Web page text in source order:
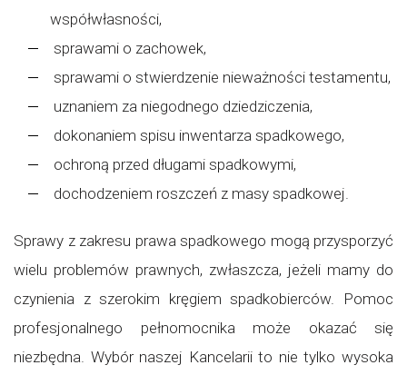
współwłasności,
sprawami o zachowek,
sprawami o stwierdzenie nieważności testamentu,
uznaniem za niegodnego dziedziczenia,
dokonaniem spisu inwentarza spadkowego,
ochroną przed długami spadkowymi,
dochodzeniem roszczeń z masy spadkowej.
Sprawy z zakresu prawa spadkowego mogą przysporzyć
wielu problemów prawnych, zwłaszcza, jeżeli mamy do
czynienia z szerokim kręgiem spadkobierców. Pomoc
profesjonalnego pełnomocnika może okazać się
niezbędna. Wybór naszej Kancelarii to nie tylko wysoka